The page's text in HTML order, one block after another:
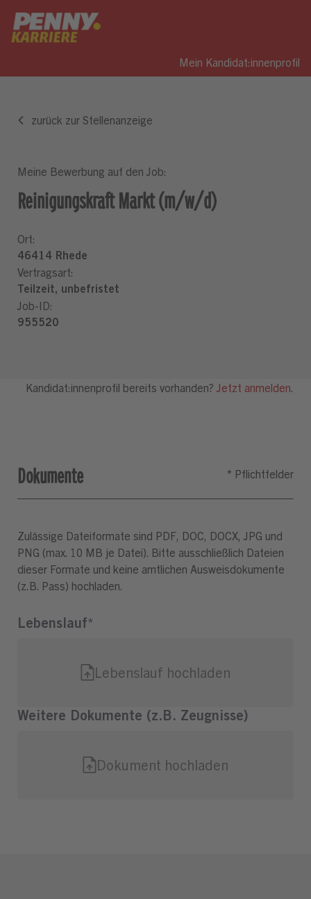
Mein Kandidat:innenprofil
Dokumente
Zulässige Dateiformate sind PDF, DOC, DOCX, JPG und
PNG (max. 10 MB je Datei). Bitte ausschließlich Dateien
dieser Formate und keine amtlichen Ausweisdokumente
(z.B. Pass) hochladen.